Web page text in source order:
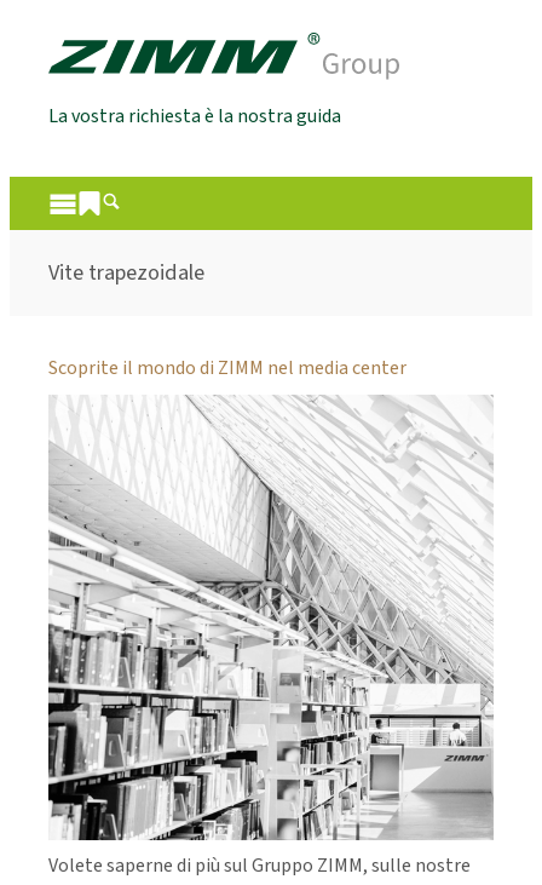
La vostra richiesta è la nostra guida
Vite trapezoidale
Scoprite il mondo di ZIMM nel media center
Volete saperne di più sul Gruppo ZIMM, sulle nostre